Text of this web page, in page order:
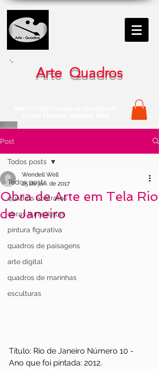
Arte Quadros
Post
Todos posts
quadros abstratos
obras surrealistas
pintura figurativa
quadros de paisagens
arte digital
quadros de marinhas
esculturas
Todos posts
Obra de Arte em Tela Rio
de Janeiro
Wendell Well
25 de jan. de 2017
Título: Rio de Janeiro Número 10 -
Ano que foi pintada: 2012.